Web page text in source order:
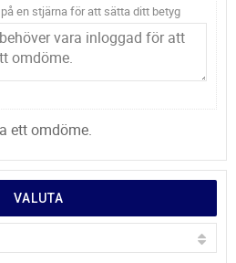
en stjärna för att sätta ditt betyg
ett omdöme.
VALUTA